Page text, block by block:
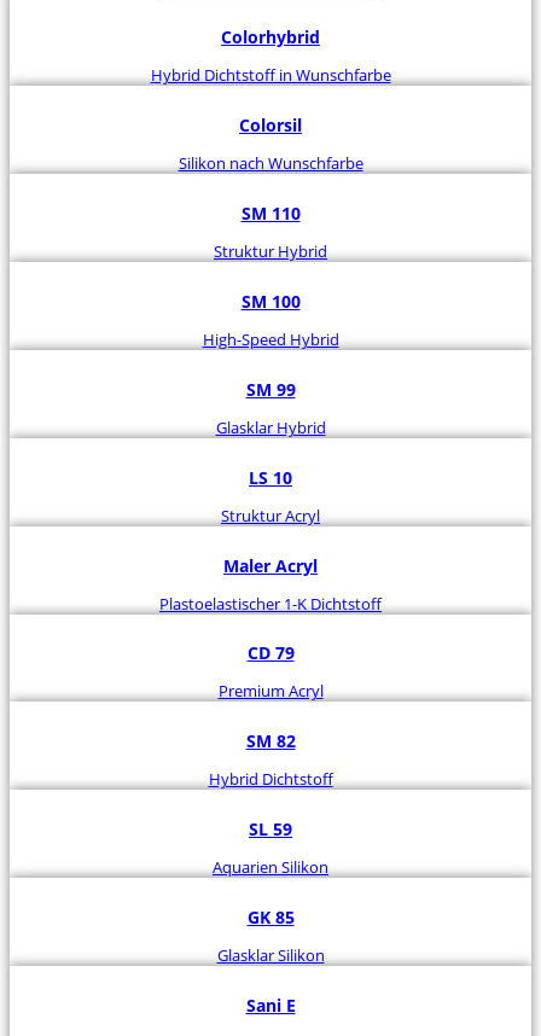
Colorhybrid
Hybrid Dichtstoff in Wunschfarbe
Colorsil
Silikon nach Wunschfarbe
SM 110
Struktur Hybrid
SM 100
High-Speed Hybrid
SM 99
Glasklar Hybrid
LS 10
Struktur Acryl
Maler Acryl
Plastoelastischer 1-K Dichtstoff
CD 79
Premium Acryl
SM 82
Hybrid Dichtstoff
SL 59
Aquarien Silikon
GK 85
Glasklar Silikon
Sani E